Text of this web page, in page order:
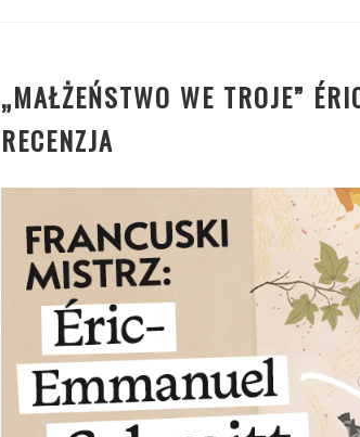
„MAŁŻEŃSTWO WE TROJE”
RECENZJA